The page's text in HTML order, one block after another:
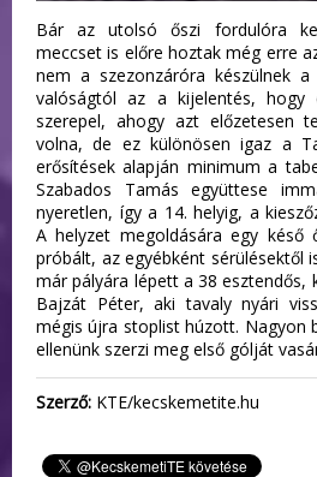
Bár az utolsó őszi fordulóra
meccset is előre hoztak még erre
nem a szezonzáróra készülnek
valóságtól az a kijelentés, hogy
szerepel, ahogy azt előzetesen
volna, de ez különösen igaz a
erősítések alapján minimum a
Szabados Tamás együttese
nyeretlen, így a 14. helyig, a
A helyzet megoldására egy késő
próbált, az egyébként sérülésektől
már pályára lépett a 38 esztendős,
Bajzát Péter, aki tavaly nyári
mégis újra stoplist húzott. Nagyon
ellenünk szerzi meg első gólját
Szerző: KTE/kecskemetite.hu